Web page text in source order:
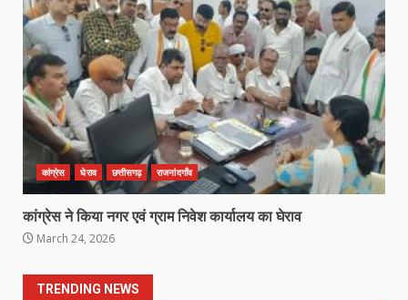
कांग्रेस घेराव छत्तीसगढ़ राजनांदगाँव
कांग्रेस ने किया नगर एवं ग्राम निवेश कार्यालय का घेराव
March 24, 2026
TRENDING NEWS
6
खल्लारी माता मंदिर का रोप-वे टूटा, महिला
की मौत
March 22, 2026
7
राष्ट्रीय पवार क्षत्रिय महासभा भारत की
सामान्य सभा डोंगरगढ़ में कल
March 21, 2026
1
March 25, 2026